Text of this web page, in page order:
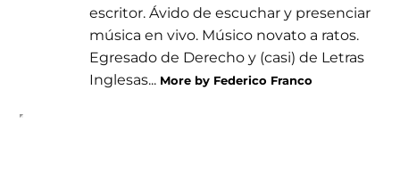
escritor. Ávido de escuchar y presenciar
música en vivo. Músico novato a ratos.
Egresado de Derecho y (casi) de Letras
Inglesas... More by Federico Franco